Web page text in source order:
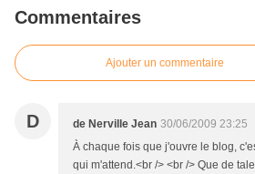
Commentaires
Ajouter un commentaire
D de Nerville Jean 30/06/2009 23:25
À chaque fois que j'ouvre le blog,
qui m'attend.<br /> <br /> Que de